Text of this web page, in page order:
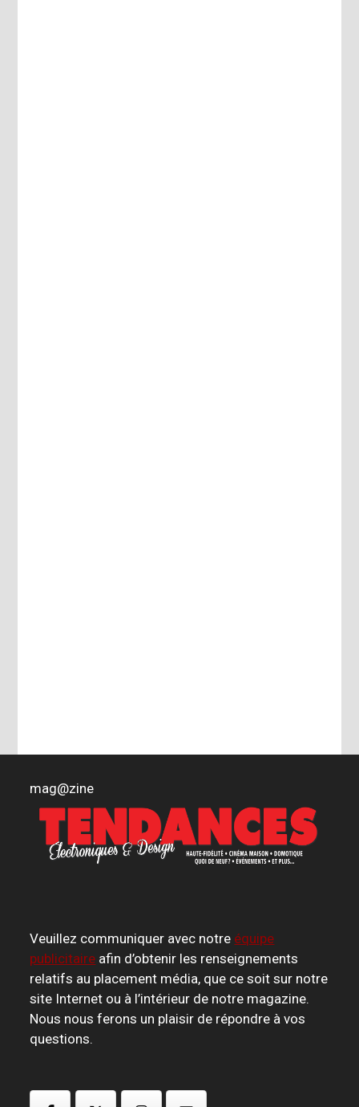
mag@zine
Veuillez communiquer avec notre équipe
publicitaire afin d’obtenir les renseignements
relatifs au placement média, que ce soit sur notre
site Internet ou à l’intérieur de notre magazine.
Nous nous ferons un plaisir de répondre à vos
questions.